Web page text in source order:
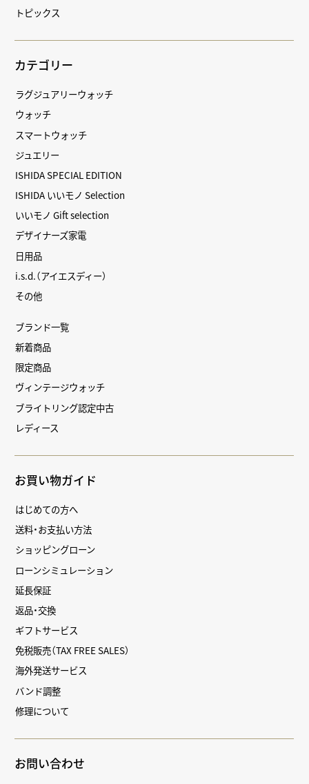
トピックス
カテゴリー
ラグジュアリーウォッチ
ウォッチ
スマートウォッチ
ジュエリー
ISHIDA SPECIAL EDITION
ISHIDA いいモノ Selection
いいモノ Gift selection
デザイナーズ家電
日用品
i.s.d.（アイエスディー）
その他
ブランド一覧
新着商品
限定商品
ヴィンテージウォッチ
ブライトリング認定中古
レディース
お買い物ガイド
はじめての方へ
送料・お支払い方法
ショッピングローン
ローンシミュレーション
延長保証
返品・交換
ギフトサービス
免税販売（TAX FREE SALES）
海外発送サービス
バンド調整
修理について
お問い合わせ